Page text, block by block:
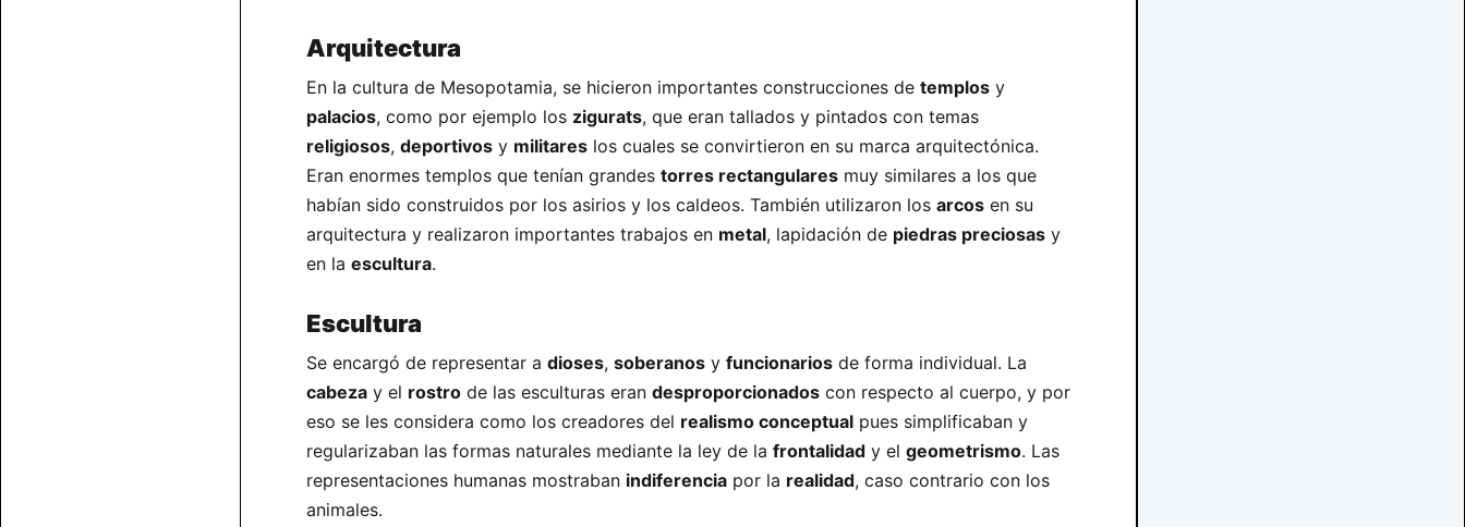
Arquitectura
En la cultura de Mesopotamia, se hicieron importantes construcciones de templos y
palacios, como por ejemplo los zigurats, que eran tallados y pintados con temas
religiosos, deportivos y militares los cuales se convirtieron en su marca arquitectónica.
Eran enormes templos que tenían grandes torres rectangulares muy similares a los que
habían sido construidos por los asirios y los caldeos. También utilizaron los arcos en su
arquitectura y realizaron importantes trabajos en metal, lapidación de piedras preciosas y
en la escultura.
Escultura
Se encargó de representar a dioses, soberanos y funcionarios de forma individual. La
cabeza y el rostro de las esculturas eran desproporcionados con respecto al cuerpo, y por
eso se les considera como los creadores del realismo conceptual pues simplificaban y
regularizaban las formas naturales mediante la ley de la frontalidad y el geometrismo. Las
representaciones humanas mostraban indiferencia por la realidad, caso contrario con los
animales.